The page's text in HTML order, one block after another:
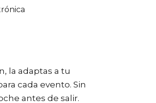
la adaptas a tu
cada evento. Sin
antes de salir.